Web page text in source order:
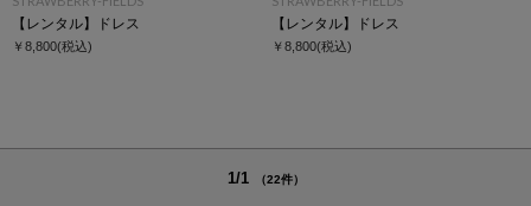
【レンタル】ドレス
￥8,800(税込)
【レンタル】ドレス
￥8,800(税込)
1/1 （22件）